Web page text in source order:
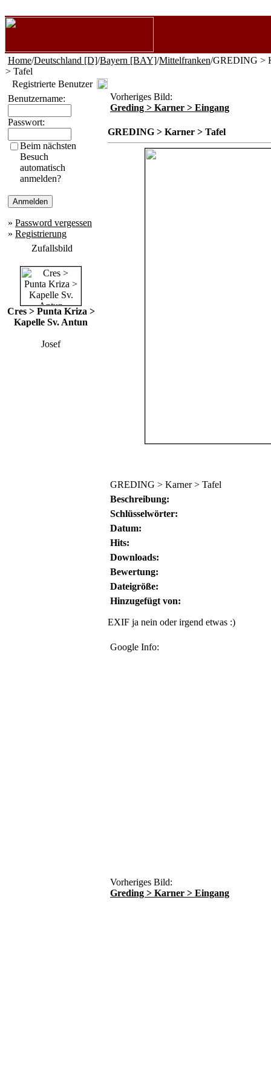
Home/Deutschland [D]/Bayern [BAY]/Mittelfranken/GREDING >
> Tafel
Registrierte Benutzer
Benutzername:
Passwort:
Beim nächsten
Besuch
automatisch
anmelden?
» Password vergessen
» Registrierung
Zufallsbild
Cres > Punta Kriza >
Kapelle Sv. Antun
Josef
Vorheriges Bild:
Greding > Karner > Eingang
GREDING > Karner > Tafel
GREDING > Karner > Tafel
Beschreibung:
Schlüsselwörter:
Datum:
Hits:
Downloads:
Bewertung:
Dateigröße:
Hinzugefügt von:
EXIF ja nein oder irgend etwas :)
Google Info:
Vorheriges Bild:
Greding > Karner > Eingang